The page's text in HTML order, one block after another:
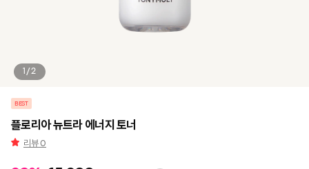
1/2
BEST
플로리아 뉴트라 에너지 토너
리뷰0